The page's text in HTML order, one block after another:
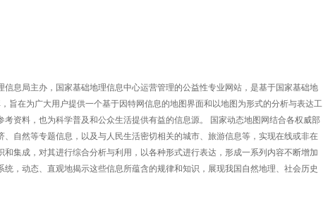
信息局主办，国家基础地理信息中心运营管理的公益性专业网站，是基于国家基础地
，旨在为广大用户提供一个基于因特网信息的地图界面和以地图为形式的分析与表达工
资料，也为科学普及和公众生活提供有益的信息源。 国家动态地图网结合各权威部
自然等专题信息，以及与人民生活密切相关的城市、旅游信息等，实现在线或非在
集成，对其进行综合分析与利用，以各种形式进行表达，形成一系列内容不断增加
，动态、直观地揭示这些信息所蕴含的规律和知识，展现我国自然地理、社会历史